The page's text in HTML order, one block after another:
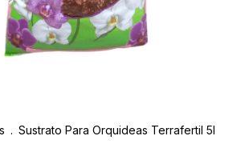
. Sustrato Para Orquideas Terrafertil 5l